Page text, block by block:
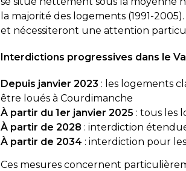
la majorité des logements (1991-
et nécessiteront une attention
Interdictions progressives dans le
Depuis janvier 2023 : les logements
être loués à Courdimanche
À partir du 1er janvier 2025 : tous les
À partir de 2028 : interdiction
À partir de 2034 : interdiction pour
Ces mesures concernent